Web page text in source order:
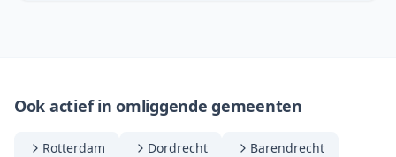
Ook actief in omliggende gemeenten
Rotterdam Dordrecht
Barendrecht